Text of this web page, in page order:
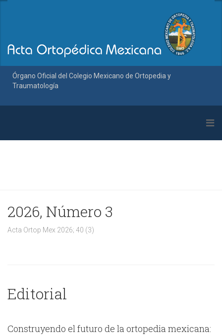
Órgano Oficial del Colegio Mexicano de Ortopedia y
Traumatología
2026, Número 3
Acta Ortop Mex 2026; 40 (3)
Editorial
Construyendo el futuro de la ortopedia mexicana: